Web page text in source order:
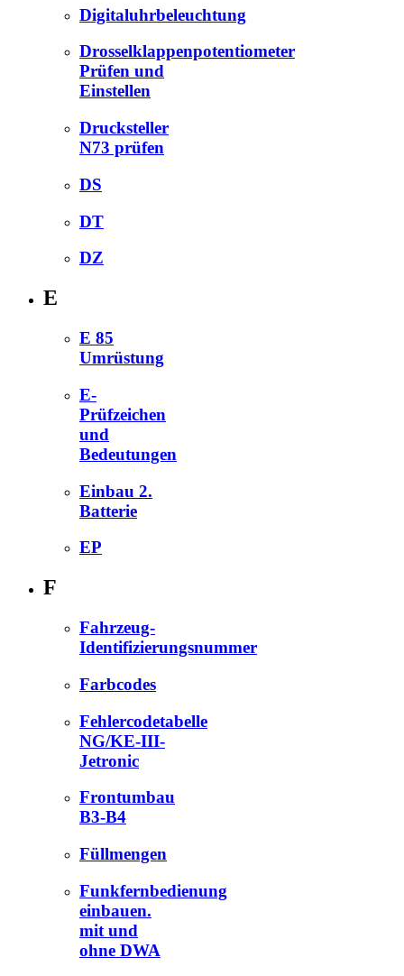
Digitaluhrbeleuchtung
Drosselklappenpotentiometer
Prüfen und
Einstellen
Drucksteller
N73 prüfen
DS
DT
DZ
E
E 85
Umrüstung
E-
Prüfzeichen
und
Bedeutungen
Einbau 2.
Batterie
EP
F
Fahrzeug-
Identifizierungsnummer
Farbcodes
Fehlercodetabelle
NG/KE-III-
Jetronic
Frontumbau
B3-B4
Füllmengen
Funkfernbedienung
einbauen.
mit und
ohne DWA